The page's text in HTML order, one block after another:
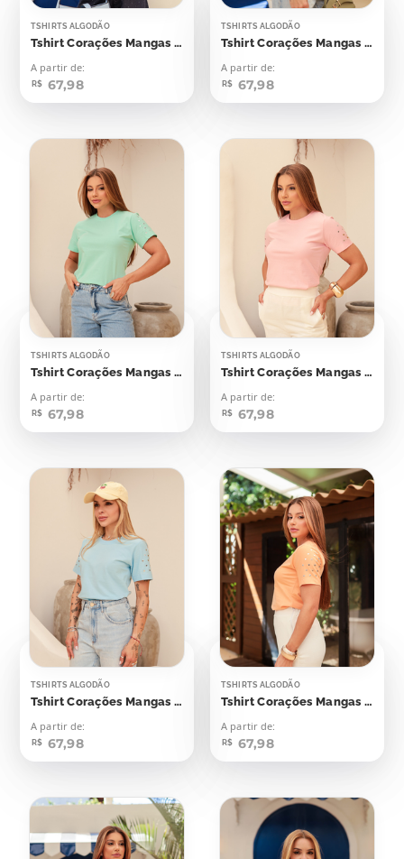
TSHIRTS ALGODÃO
Tshirt Corações Mangas Aplicação
A partir de:
R$ 67,98
TSHIRTS ALGODÃO
Tshirt Corações Mangas Aplicação
A partir de:
R$ 67,98
TSHIRTS ALGODÃO
Tshirt Corações Mangas Aplicação
A partir de:
R$ 67,98
TSHIRTS ALGODÃO
Tshirt Corações Mangas Aplicação
A partir de:
R$ 67,98
TSHIRTS ALGODÃO
Tshirt Corações Mangas Aplicação
A partir de:
R$ 67,98
TSHIRTS ALGODÃO
Tshirt Corações Mangas Aplicação
A partir de:
R$ 67,98